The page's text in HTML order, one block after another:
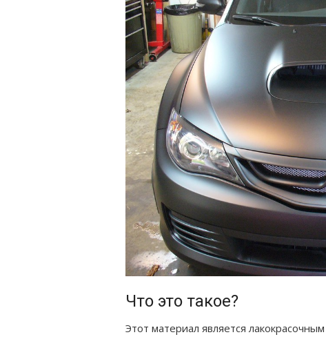
Что это такое?
Этот материал является